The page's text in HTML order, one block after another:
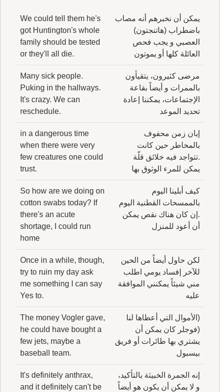
يمكن أن نخبرهم أنه مصاب
باضطراب (هاتنجتون)
العصبي و يجب فحص
العائلة كلها أو يموتون
We could tell them he's
got Huntington's whole
family should be tested
or they'll all die.
مرضى كثيرون، يتقيأون
بالممرات و أيضاً بقاعة
الإجتماعات، يمكننا إعادة
تحديد الموعد
Many sick people.
Puking in the hallways.
It's crazy. We can
reschedule.
إبان زمن محفوف
بالمخاطر حين كانت
.تتواجد فيه خلائق قلّة
يمكن للمرء الوثوق بها
in a dangerous time
when there were very
few creatures one could
trust.
كيف أبلينا اليوم
بالممسحات القطنية اليوم
.إن كان هناك نقص يمكن
أن أعود للمنزل
So how are we doing on
cotton swabs today? If
there's an acute
shortage, I could run
home
لكن حاول أيضاً من الحين
للآخر إفساد يومي اطلب
مني شيئاً يمكنني الموافقة
عليه
Once in a while, though,
try to ruin my day ask
me something I can say
Yes to.
(الأموال التي أعطاها لنا
(فوجلر كان يمكن أن
يشتري بها طائرات أو فريق
بيسبول
The money Vogler gave,
he could have bought a
few jets, maybe a
baseball team.
إنه الجمرة الخبيثة بالتأكيد،
و لا يمكن أن يكون هو أيضاً
It's definitely anthrax,
and it definitely can't be